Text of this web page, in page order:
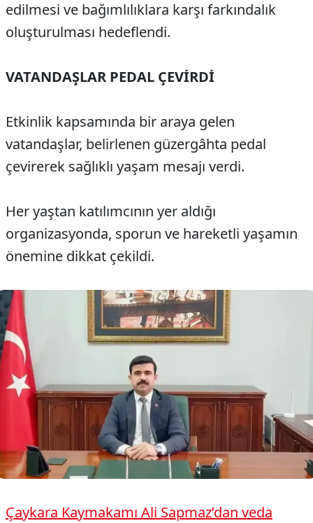
edilmesi ve bağımlılıklara karşı farkındalık
oluşturulması hedeflendi.
VATANDAŞLAR PEDAL ÇEVİRDİ
Etkinlik kapsamında bir araya gelen
vatandaşlar, belirlenen güzergâhta pedal
çevirerek sağlıklı yaşam mesajı verdi.
Her yaştan katılımcının yer aldığı
organizasyonda, sporun ve hareketli yaşamın
önemine dikkat çekildi.
Çaykara Kaymakamı Ali Sapmaz’dan veda